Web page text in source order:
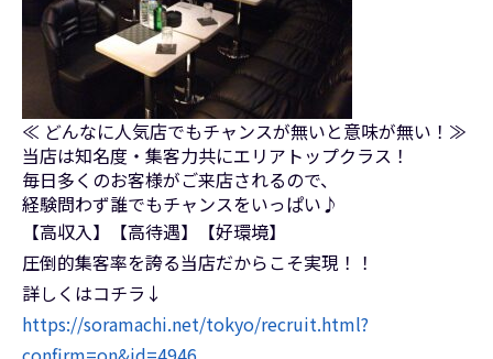
≪ どんなに人気店でもチャンスが無いと意味が無い！≫
当店は知名度・集客力共にエリアトップクラス！
毎日多くのお客様がご来店されるので、
経験問わず誰でもチャンスをいっぱい♪
【高収入】【高待遇】【好環境】
圧倒的集客率を誇る当店だからこそ実現！！
詳しくはコチラ↓
https://soramachi.net/tokyo/recruit.html?